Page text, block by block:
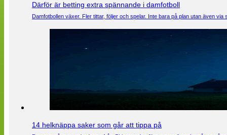
Därför är betting extra spännande i damfotboll
Damfotbollen växer. Fler tittar, följer och spelar. Inte bara på plan utan även
14 helknäppa saker som går att tippa på